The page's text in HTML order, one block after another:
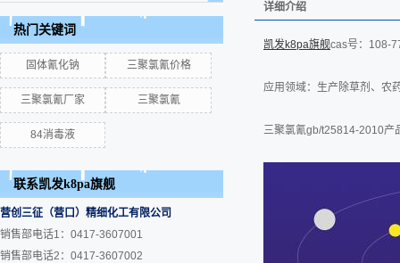
热门关键词
固体氰化钠 三聚氯氰价格
三聚氯氰厂家 三聚氯氰
84消毒液
联系凯发k8pa旗舰
营创三征（营口）精细化工有限公司
销售部电话1：0417-3607001
销售部电话2：0417-3607002
详细介绍
凯发k8pa旗舰cas号：108-
应用领域：生产除草剂、农
三聚氯氰gb/t25814-2010产